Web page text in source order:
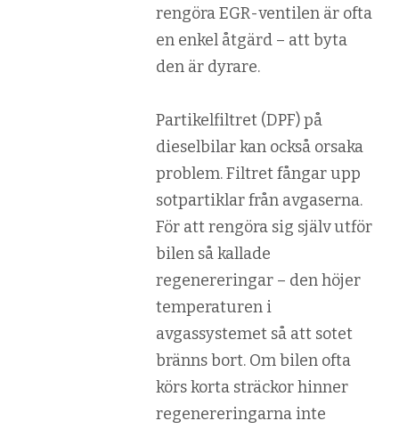
rengöra EGR-ventilen är ofta
en enkel åtgärd – att byta
den är dyrare.
Partikelfiltret (DPF) på
dieselbilar kan också orsaka
problem. Filtret fångar upp
sotpartiklar från avgaserna.
För att rengöra sig själv utför
bilen så kallade
regenereringar – den höjer
temperaturen i
avgassystemet så att sotet
bränns bort. Om bilen ofta
körs korta sträckor hinner
regenereringarna inte